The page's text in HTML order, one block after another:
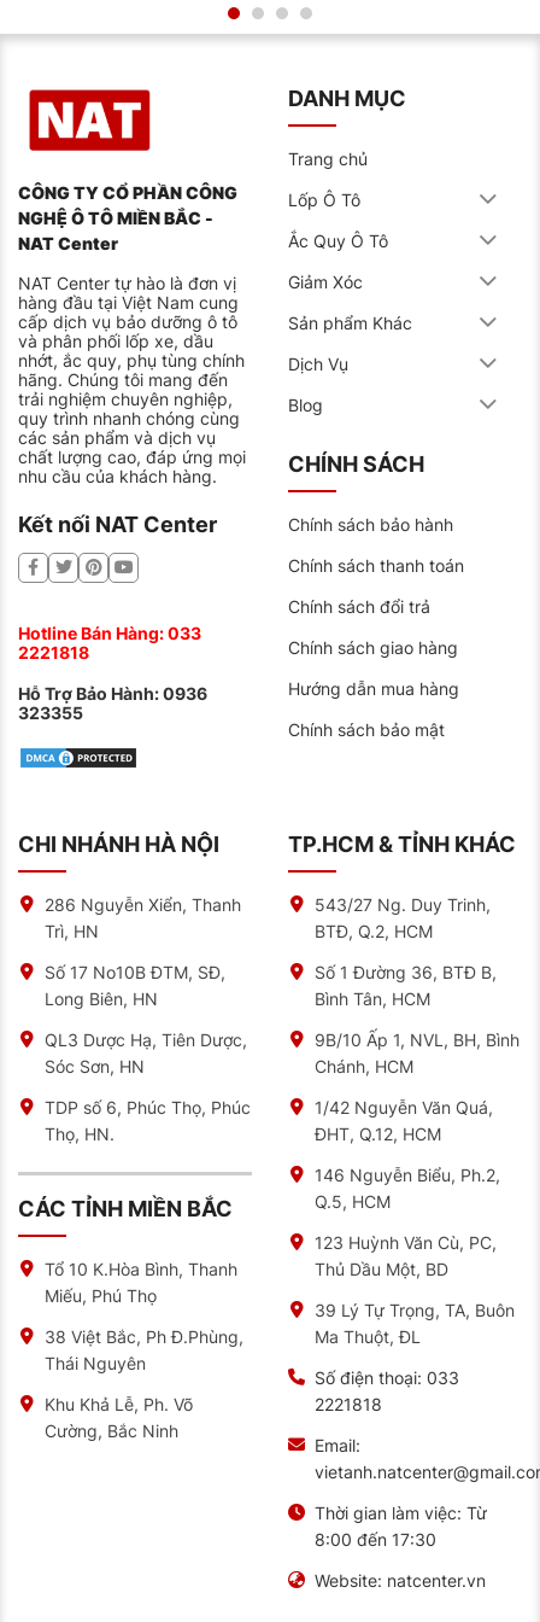
thích với nhiều loại xe, tuy nhiên để đảm bảo hiệu suất
tối ưu và an toàn khi vận hành, các chủ xế nên thường
khuyến cáo nhà sản xuất để chọn ra đúng dòng lốp
phù hợp cho xe.
ĐẶC TÍNH CỦA LỐP
Khả năng chống mòn cao nhờ công nghệ
Advanced Tread Design, sản phẩm được sản xuất
từ hợp chất cao su cao cấp giúp kéo dài thời gian
Vận hành êm ái khi sản phẩm được làm từ hợp chất
cao su có độ dày dặn cao, có thể hạn chế tối đa độ
rung và tiếng ồn khi đi đường gồ ghề.
Độ bám đường vượt trội bởi cấu trúc gai dày và
nhiều đường rãnh sâu nên có thể bám vững và ma
sát tốt trên bất kì địa hình bê tông, cát hay bùn đều
dễ dàng.
Tiết kiệm nhiên liệu mạnh mẽ khi các thiết kế được
tối ưu giúp giảm lực cản lăn, cải thiện hiệu suất
nhiên liệu và giúp tiết kiệm chi phí vận hành.
NAT CENTER – ĐẠI LÝ ỦY QUYỀN CHÍNH
THỨC CỦA MICHELIN TẠI VIỆT NAM
chính hãng, được nhập khẩu trực tiếp từ nhà máy
Michelin. Mỗi sản phẩm đều có tem mác, hóa đơn đầy
đủ, giúp bạn an tâm về chất lượng và nguồn gốc xuất
xứ.
nhiều chương trình khuyến mãi hấp dẫn.
Dịch vụ chuyên nghiệp: Đội ngũ nhân viên tư vấn nhiệt
được loại lốp phù hợp nhất với nhu cầu và điều kiện tài
chính.
Cơ sở vật chất hiện đại: NAT CENTER sở hữu hệ thống
cửa hàng rộng rãi, trang thiết bị hiện đại cùng đội ngũ
kỹ thuật viên lành nghề, đảm bảo mang đến cho bạn
trải nghiệm mua sắm và dịch vụ chuyên nghiệp nhất.
Ngoài ra, NAT CENTER còn cung cấp các dịch vụ
Lắp đặt lốp xe chuyên nghiệp
Cân bằng bánh xe
Vá lốp xe
Bảo dưỡng xe định kỳ
Liên hệ ngay với NAT CENTER để được tư vấn và hỗ
trợ tốt nhất:
Thời gian làm việc: 8:00 – 17:30
nat@otomienbac.com.vn
CÔNG TY CỔ PHẦN CÔNG
NGHỆ Ô TÔ MIỀN BẮC -
NAT Center
NAT Center tự hào là đơn vị
hàng đầu tại Việt Nam cung
cấp dịch vụ bảo dưỡng ô tô
và phân phối lốp xe, dầu
nhớt, ắc quy, phụ tùng chính
hãng. Chúng tôi mang đến
trải nghiệm chuyên nghiệp,
quy trình nhanh chóng cùng
các sản phẩm và dịch vụ
chất lượng cao, đáp ứng mọi
nhu cầu của khách hàng.
Kết nối NAT Center
Hotline Bán Hàng:033
2221818
Hỗ Trợ Bảo Hành:0936
323355
DANH MỤC
Trang chủ
Lốp Ô Tô
Ắc Quy Ô Tô
Giảm Xóc
Sản phẩm Khác
Dịch Vụ
Blog
CHÍNH SÁCH
Chính sách bảo hành
Chính sách thanh toán
Chính sách đổi trả
Chính sách giao hàng
Hướng dẫn mua hàng
Chính sách bảo mật
CHI NHÁNH HÀ NỘI
286 Nguyễn Xiển, Thanh
Trì, HN
Số 17 No10B ĐTM, SĐ,
Long Biên, HN
QL3 Dược Hạ, Tiên Dược,
Sóc Sơn, HN
TDP số 6, Phúc Thọ, Phúc
Thọ, HN.
CÁC TỈNH MIỀN BẮC
Tổ 10 K.Hòa Bình, Thanh
Miếu, Phú Thọ
38 Việt Bắc, Ph Đ.Phùng,
Thái Nguyên
Khu Khả Lễ, Ph. Võ
Cường, Bắc Ninh
TP.HCM & TỈNH KHÁC
543/27 Ng. Duy Trinh,
BTĐ, Q.2, HCM
Số 1 Đường 36, BTĐ B,
Bình Tân, HCM
9B/10 Ấp 1, NVL, BH, Bình
Chánh, HCM
1/42 Nguyễn Văn Quá,
ĐHT, Q.12, HCM
146 Nguyễn Biểu, Ph.2,
Q.5, HCM
123 Huỳnh Văn Cù, PC,
Thủ Dầu Một, BD
39 Lý Tự Trọng, TA, Buôn
Ma Thuột, ĐL
Số điện thoại: 033
2221818
Email:
Thời gian làm việc: Từ
8:00 đến 17:30
Website: natcenter.vn